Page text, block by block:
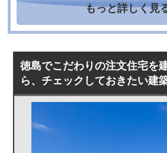
もっと詳しく見
徳島でこだわりの注文住宅を
ら、チェックしておきたい建